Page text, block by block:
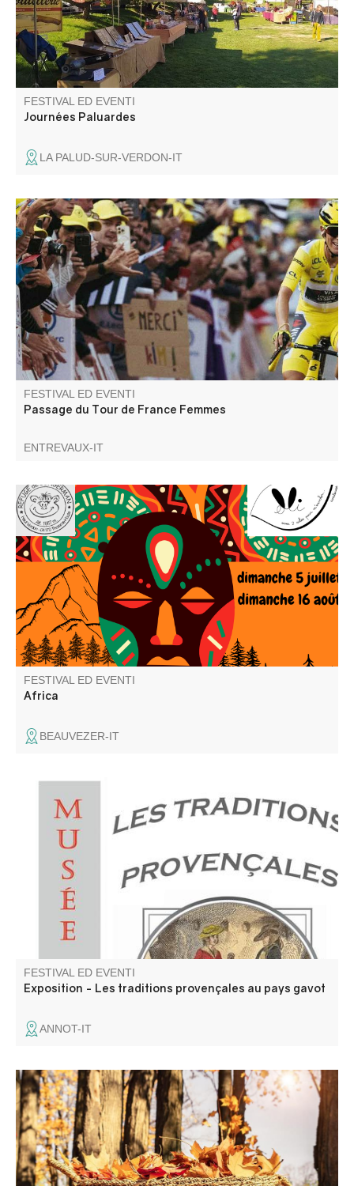
FESTIVAL ED EVENTI
Journées Paluardes
LA PALUD-SUR-VERDON-IT
Entrevaux entre dans la course, lors de la 8ème et plus
longue étape du Tour de France Femmes 2026, entre
Sisteron et Nice !
FESTIVAL ED EVENTI
Passage du Tour de France Femmes
ENTREVAUX-IT
Elli la conteuse et l'équipe du refuge vous proposent une
repas contes ou un café gourmand contes. Balade
recommandée aux bons marcheurs.
FESTIVAL ED EVENTI
Africa
BEAUVEZER-IT
Annot si trova nella regione del Gavot. Vi invitiamo a
scoprire le ricchezze e le particolarità di questa regione di
montagna, attraverso la sua lingua e le sue tradizioni.
FESTIVAL ED EVENTI
Exposition - Les traditions provençales au pays gavot
ANNOT-IT
Marché aux saveurs de l'automne..